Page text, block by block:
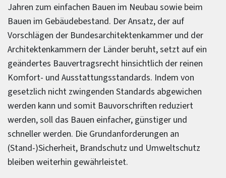
Jahren zum einfachen Bauen im Neubau sowie beim
Bauen im Gebäudebestand. Der Ansatz, der auf
Vorschlägen der Bundesarchitektenkammer und der
Architektenkammern der Länder beruht, setzt auf ein
geändertes Bauvertragsrecht hinsichtlich der reinen
Komfort- und Ausstattungsstandards. Indem von
gesetzlich nicht zwingenden Standards abgewichen
werden kann und somit Bauvorschriften reduziert
werden, soll das Bauen einfacher, günstiger und
schneller werden. Die Grundanforderungen an
(Stand-)Sicherheit, Brandschutz und Umweltschutz
bleiben weiterhin gewährleistet.